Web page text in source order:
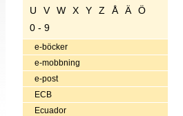
U
V W X Y Z Å Ä
Ö
0 - 9
e-böcker
e-mobbning
e-post
ECB
Ecuador